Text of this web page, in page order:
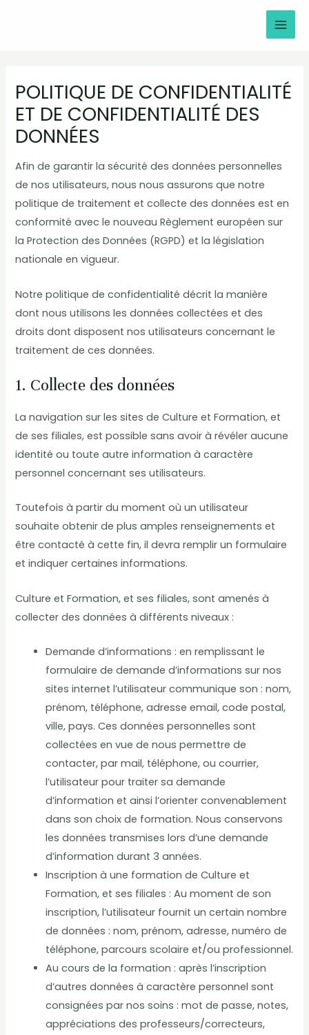
POLITIQUE DE CONFIDENTIALITÉ
ET DE CONFIDENTIALITÉ DES
DONNÉES
Afin de garantir la sécurité des données personnelles
de nos utilisateurs, nous nous assurons que notre
politique de traitement et collecte des données est en
conformité avec le nouveau Règlement européen sur
la Protection des Données (RGPD) et la législation
nationale en vigueur.
Notre politique de confidentialité décrit la manière
dont nous utilisons les données collectées et des
droits dont disposent nos utilisateurs concernant le
traitement de ces données.
1. Collecte des données
La navigation sur les sites de Culture et Formation, et
de ses filiales, est possible sans avoir à révéler aucune
identité ou toute autre information à caractère
personnel concernant ses utilisateurs.
Toutefois à partir du moment où un utilisateur
souhaite obtenir de plus amples renseignements et
être contacté à cette fin, il devra remplir un formulaire
et indiquer certaines informations.
Culture et Formation, et ses filiales, sont amenés à
collecter des données à différents niveaux :
Demande d’informations : en remplissant le
formulaire de demande d’informations sur nos
sites internet l’utilisateur communique son : nom,
prénom, téléphone, adresse email, code postal,
ville, pays. Ces données personnelles sont
collectées en vue de nous permettre de
contacter, par mail, téléphone, ou courrier,
l’utilisateur pour traiter sa demande
d’information et ainsi l’orienter convenablement
dans son choix de formation. Nous conservons
les données transmises lors d’une demande
d’information durant 3 années.
Inscription à une formation de Culture et
Formation, et ses filiales : Au moment de son
inscription, l’utilisateur fournit un certain nombre
de données : nom, prénom, adresse, numéro de
téléphone, parcours scolaire et/ou professionnel.
Au cours de la formation : après l’inscription
d’autres données à caractère personnel sont
consignées par nos soins : mot de passe, notes,
appréciations des professeurs/correcteurs,